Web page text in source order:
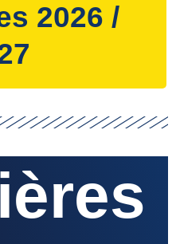
2026 /